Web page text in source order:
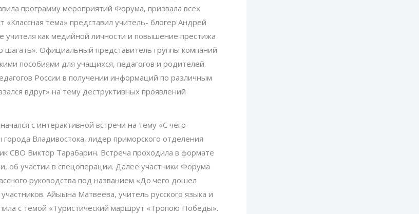
программу мероприятий Форума, призвала всех
тема» представил учитель- блогер Андрей
учителя как медийной личности и повышение престижа
шагать». Официальный представитель группы компаний
пособиями для учащихся, педагогов и родителей.
России в получении информаций по различным
вдруг» на тему деструктивных проявлений
с интерактивной встречи на тему «С чего
Владивостока, лидер приморского отделения
СВО Виктор Тарабарин. Встреча проходила в формате
об участии в спецоперации. Далее участники Форума
руководства под названием «До чего дошел
Айыына Матвеева, учитель русского языка и
с темой «Туристический маршрут «Тропою Победы».